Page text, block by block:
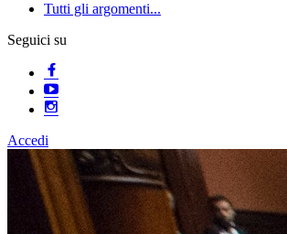
Tutti gli argomenti...
Seguici su
Accedi